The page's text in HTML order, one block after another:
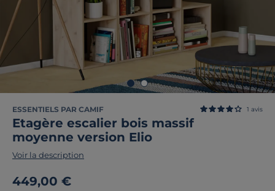
ESSENTIELS PAR CAMIF
Etagère escalier bois massif
moyenne version Elio
1 avis
Voir la description
449,00 €